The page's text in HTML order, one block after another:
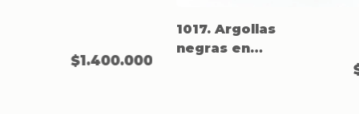
$1.400.000
1017. Argollas
negras en